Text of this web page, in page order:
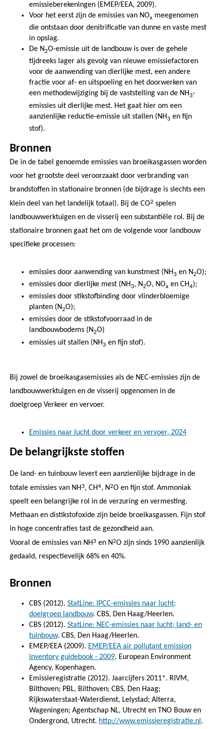
emissieberekeningen (EMEP/EEA, 2009).
Voor het eerst zijn de emissies van NOx meegenomen
die ontstaan door denitrificatie van dunne en vaste mest
in opslag.
De N2O-emissie uit de landbouw is over de gehele
tijdreeks lager als gevolg van nieuwe emissiefactoren
voor de aanwending van dierlijke mest, een andere
fractie voor af- en uitspoeling en het doorwerken van
een methodewijziging bij de vaststelling van de NH3-
emissies uit dierlijke mest. Het gaat hier om een
aanzienlijke reductie-emissie uit stallen (NH3 en fijn
stof).
Bronnen
De in de tabel genoemde emissies van broeikasgassen worden
voor het grootste deel veroorzaakt door verbranding van
brandstoffen in stationaire bronnen (de bijdrage is slechts een
klein deel van het landelijk totaal). Bij de CO2 spelen
landbouwwerktuigen en de visserij een substantiële rol. Bij de
stationaire bronnen gaat het om de volgende voor landbouw
specifieke processen:
emissies door aanwending van kunstmest (NH3 en N2O);
emissies door dierlijke mest (NH3, N2O, NOx en CH4);
emissies door stikstofbinding door vlinderbloemige
planten (N2O);
emissies door de stikstofvoorraad in de
landbouwbodems (N2O)
emissies uit stallen (NH3 en fijn stof).
Bij zowel de broeikasgasemissies als de NEC-emissies zijn de
landbouwwerktuigen en de visserij opgenomen in de
doelgroep Verkeer en vervoer.
Emissies naar lucht door verkeer en vervoer, 2024
De belangrijkste stoffen
De land- en tuinbouw levert een aanzienlijke bijdrage in de
totale emissies van NH3, CH4, N2O en fijn stof. Ammoniak
speelt een belangrijke rol in de verzuring en vermesting.
Methaan en distikstofoxide zijn beide broeikasgassen. Fijn stof
in hoge concentraties tast de gezondheid aan.
Vooral de emissies van NH3 en N2O zijn sinds 1990 aanzienlijk
gedaald, respectievelijk 68% en 40%.
Bronnen
CBS (2012). StatLine: IPCC-emissies naar lucht;
doelgroep landbouw. CBS, Den Haag/Heerlen.
CBS (2012). StatLine: NEC-emissies naar lucht; land- en
tuinbouw. CBS, Den Haag/Heerlen.
EMEP/EEA (2009). EMEP/EEA air pollutant emission
inventory guidebook - 2009. European Environment
Agency, Kopenhagen.
Emissieregistratie (2012). Jaarcijfers 2011*. RIVM,
Bilthoven; PBL, Bilthoven; CBS, Den Haag;
Rijkswaterstaat-Waterdienst, Lelystad; Alterra,
Wageningen; Agentschap NL, Utrecht en TNO Bouw en
Ondergrond, Utrecht. http://www.emissieregistratie.nl .